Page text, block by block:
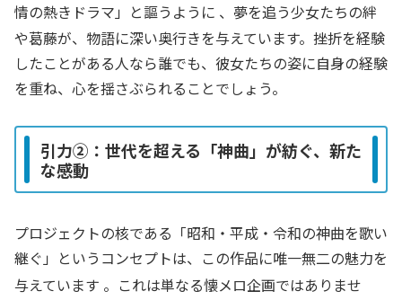
情の熱きドラマ」と謳うように 、夢を追う少女たちの絆
や葛藤が、物語に深い奥行きを与えています。挫折を経験
したことがある人なら誰でも、彼女たちの姿に自身の経験
を重ね、心を揺さぶられることでしょう。
引力②：世代を超える「神曲」が紡ぐ、新た
な感動
プロジェクトの核である「昭和・平成・令和の神曲を歌い
継ぐ」というコンセプトは、この作品に唯一無二の魅力を
与えています 。これは単なる懐メロ企画ではありませ